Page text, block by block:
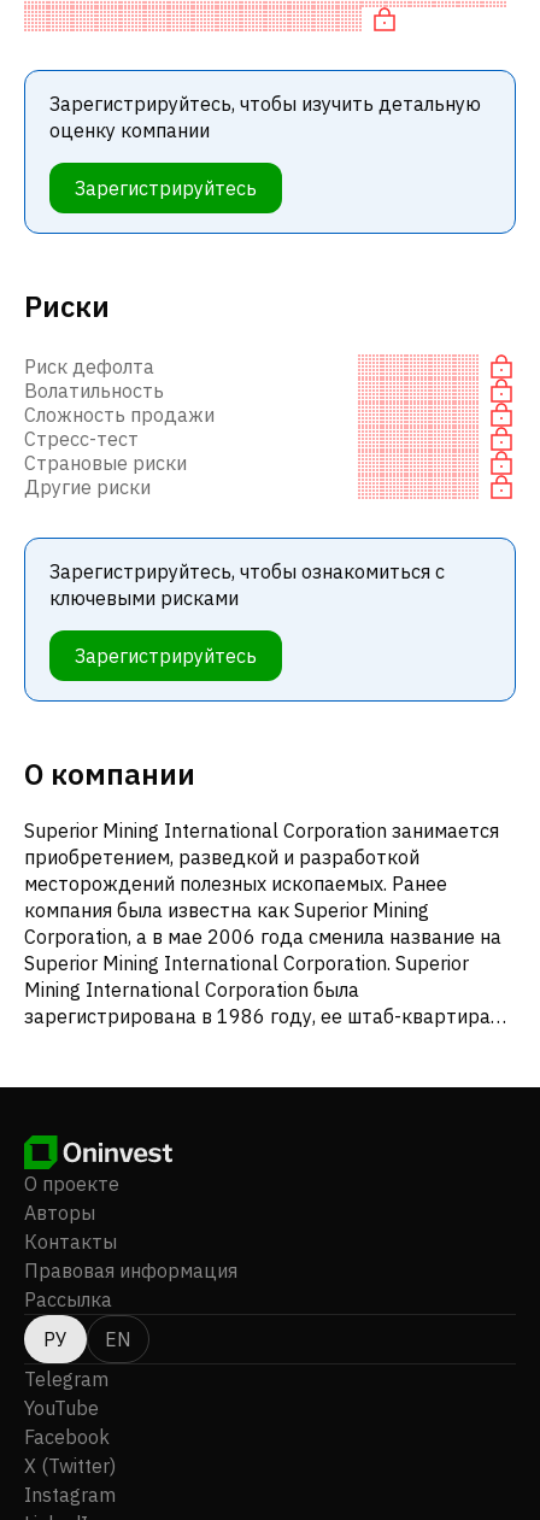
Риски
Риск дефолта
Волатильность
Сложность продажи
Стресс-тест
Страновые риски
Другие риски
Зарегистрируйтесь, чтобы ознакомиться с
ключевыми рисками
Зарегистрируйтесь
О компании
Superior Mining International Corporation занимается
приобретением, разведкой и разработкой
месторождений полезных ископаемых. Ранее
компания была известна как Superior Mining
Corporation, а в мае 2006 года сменила название на
Superior Mining International Corporation. Superior
Mining International Corporation была
зарегистрирована в 1986 году, ее штаб-квартира
оценена по P/E и переоценена по P/FC
Зарегистрируйтесь, чтобы изучить детальную
оценку компании
Зарегистрируйтесь
О проекте
Авторы
Контакты
Правовая информация
Рассылка
РУ
EN
Telegram
YouTube
Facebook
X (Twitter)
Instagram